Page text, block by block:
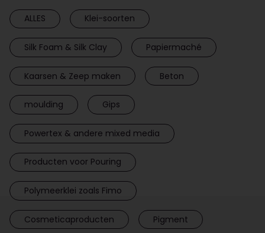
ALLES Klei-soorten
Silk Foam & Silk Clay Papiermaché
Kaarsen & Zeep maken Beton
moulding Gips
Powertex & andere mixed media
Producten voor Pouring
Polymeerklei zoals Fimo
Cosmeticaproducten Pigment